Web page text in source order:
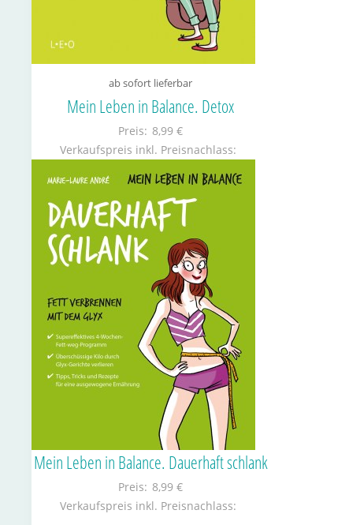
ab sofort lieferbar
Mein Leben in Balance. Detox
Preis: 8,99 €
Verkaufspreis inkl. Preisnachlass:
Mein Leben in Balance. Dauerhaft schlank
Preis: 8,99 €
Verkaufspreis inkl. Preisnachlass: